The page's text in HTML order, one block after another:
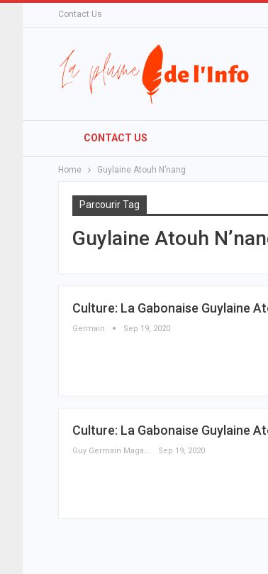
Contact Us
CONTACT US
Home Guylaine Atouh N’nang
Parcourir Tag
Guylaine Atouh
Culture: La Gabonaise Guylaine
Germain Sep 19, 2020
Culture: La Gabonaise Guylaine
Guy Germain Maganga Nziengui Sep 19, 2020